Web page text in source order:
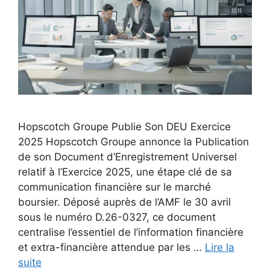
Hopscotch Groupe Publie Son DEU Exercice
2025 Hopscotch Groupe annonce la Publication
de son Document d’Enregistrement Universel
relatif à l’Exercice 2025, une étape clé de sa
communication financière sur le marché
boursier. Déposé auprès de l’AMF le 30 avril
sous le numéro D.26-0327, ce document
centralise l’essentiel de l’information financière
et extra-financière attendue par les … Lire la
suite